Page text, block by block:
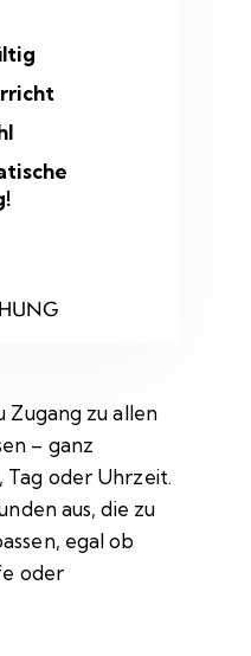
Zugang zu allen
– ganz
Tag oder Uhrzeit.
aus, die zu
egal ob
oder